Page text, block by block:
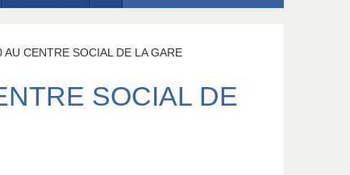
AU CENTRE SOCIAL DE LA GARE
SOCIAL DE